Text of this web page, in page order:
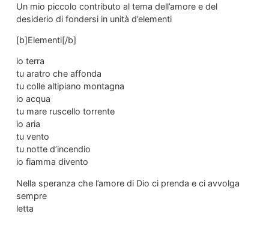
Un mio piccolo contributo al tema dell’amore e del
desiderio di fondersi in unità d’elementi
[b]Elementi[/b]
io terra
tu aratro che affonda
tu colle altipiano montagna
io acqua
tu mare ruscello torrente
io aria
tu vento
tu notte d’incendio
io fiamma divento
Nella speranza che l’amore di Dio ci prenda e ci avvolga
sempre
letta